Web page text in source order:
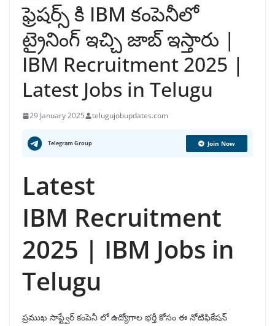
ఫ్రెషర్స్ కి IBM కంపెనీలో
ట్రైనింగ్ ఇచ్చి జాబ్ ఇస్తారు |
IBM Recruitment 2025 |
Latest Jobs in Telugu
29 January 2025 telugujobupdates.com
Telegram Group Join Now
Latest
IBM Recruitment
2025 | IBM Jobs in
Telugu
ప్రముఖ సాఫ్ట్వేర్ కంపెనీ లో ఉద్యోగాల భర్తీ కోసం ఈ నోటిఫికేషన్